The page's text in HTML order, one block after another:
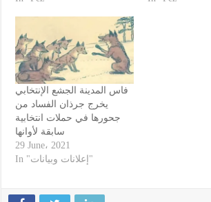
فاس المدينة الجشع الإنتخابي
يخرج جرذان الفساد من
جحورها في حملات انتخابية
سابقة لأوانها
29 June، 2021
In "إعلانات وبيانات"